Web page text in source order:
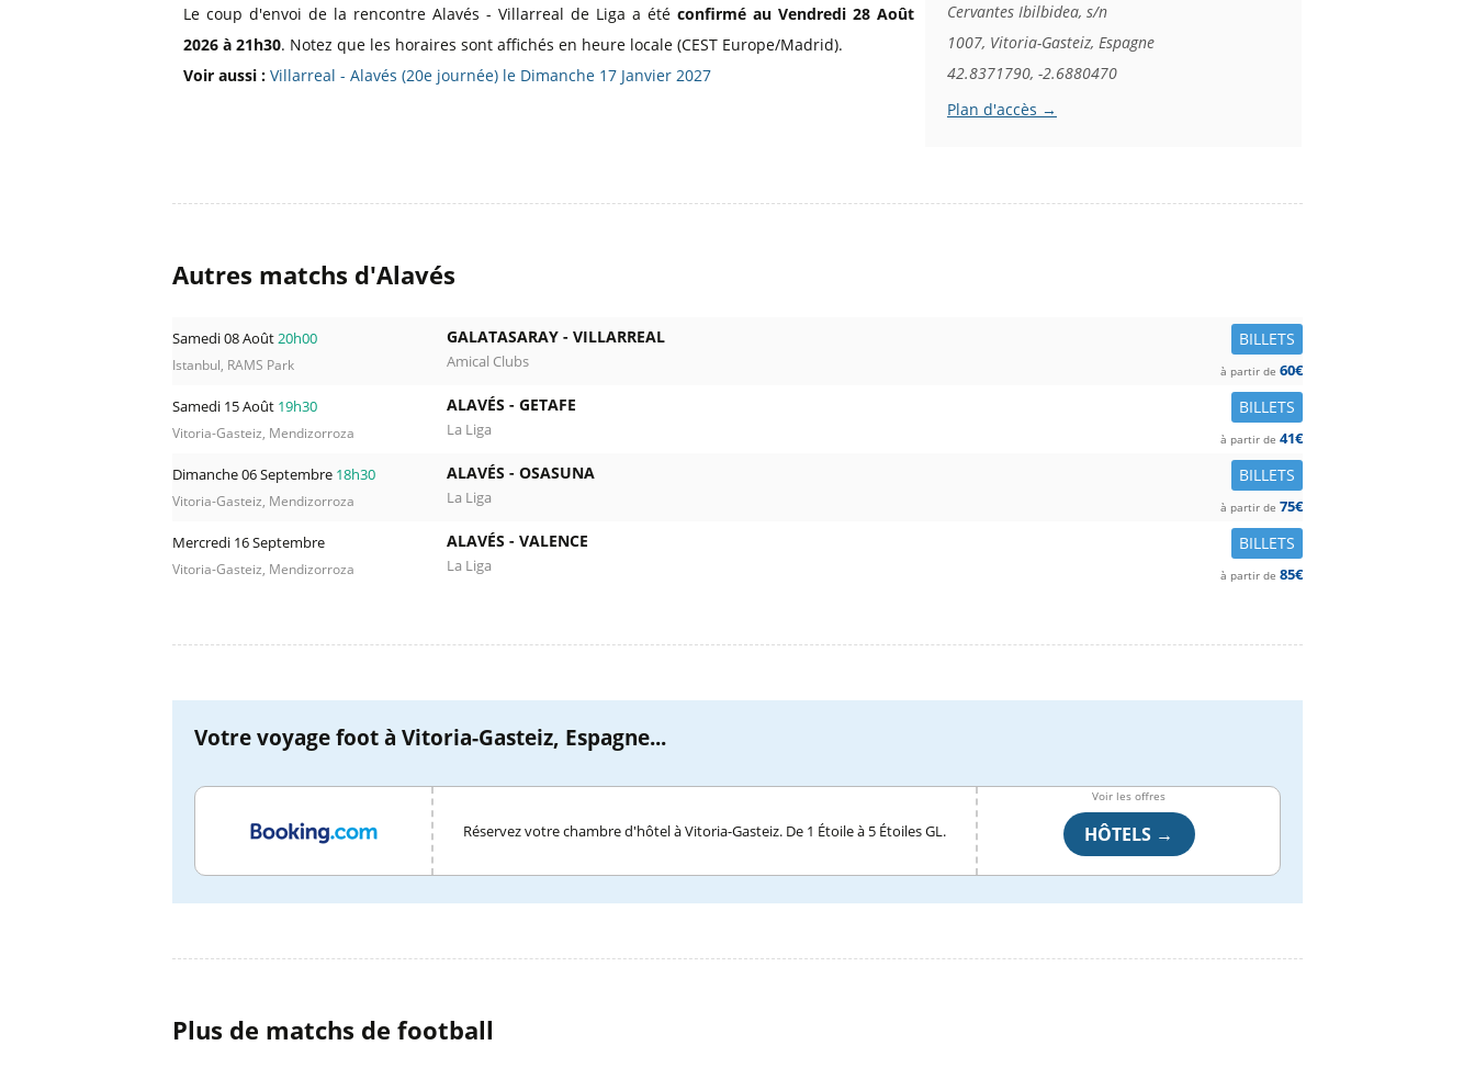
Le coup d'envoi de la rencontre Alavés - Villarreal de Liga a été confirmé au Vendredi 28 Août
2026 à 21h30. Notez que les horaires sont affichés en heure locale (CEST Europe/Madrid).
Voir aussi : Villarreal - Alavés (20e journée) le Dimanche 17 Janvier 2027
Cervantes Ibilbidea, s/n
1007, Vitoria-Gasteiz, Espagne
42.8371790, -2.6880470
Plan d'accès →
Autres matchs d'Alavés
Samedi 08 Août20h00
Istanbul, RAMS Park
BILLETS
GALATASARAY - VILLARREAL
Amical Clubs à partir de 60€
Samedi 15 Août 19h30
Vitoria-Gasteiz, Mendizorroza
BILLETS
ALAVÉS - GETAFE
La Liga à partir de 41€
Dimanche 06 Septembre 18h30
Vitoria-Gasteiz, Mendizorroza
BILLETS
ALAVÉS - OSASUNA
La Liga à partir de 75€
Mercredi 16 Septembre
Vitoria-Gasteiz, Mendizorroza
BILLETS
ALAVÉS - VALENCE
La Liga à partir de 85€
Votre voyage foot à Vitoria-Gasteiz, Espagne...
Réservez votre chambre d'hôtel à Vitoria-Gasteiz. De 1 Étoile à 5 Étoiles GL.
Voir les offres
HÔTELS →
Plus de matchs de football